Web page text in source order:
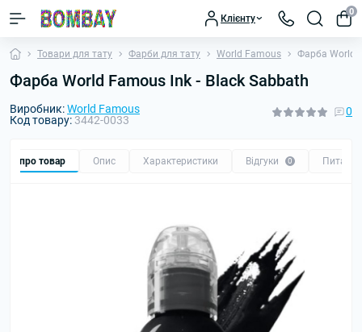
Клієнту
0
Товари для тату Фарби для тату World Famous Фарба World
Фарба World Famous Ink - Black Sabbath
Виробник:World Famous
Код товару: 3442-0033
0
Все про товар Опис Характеристики Відгуки 0 Питання